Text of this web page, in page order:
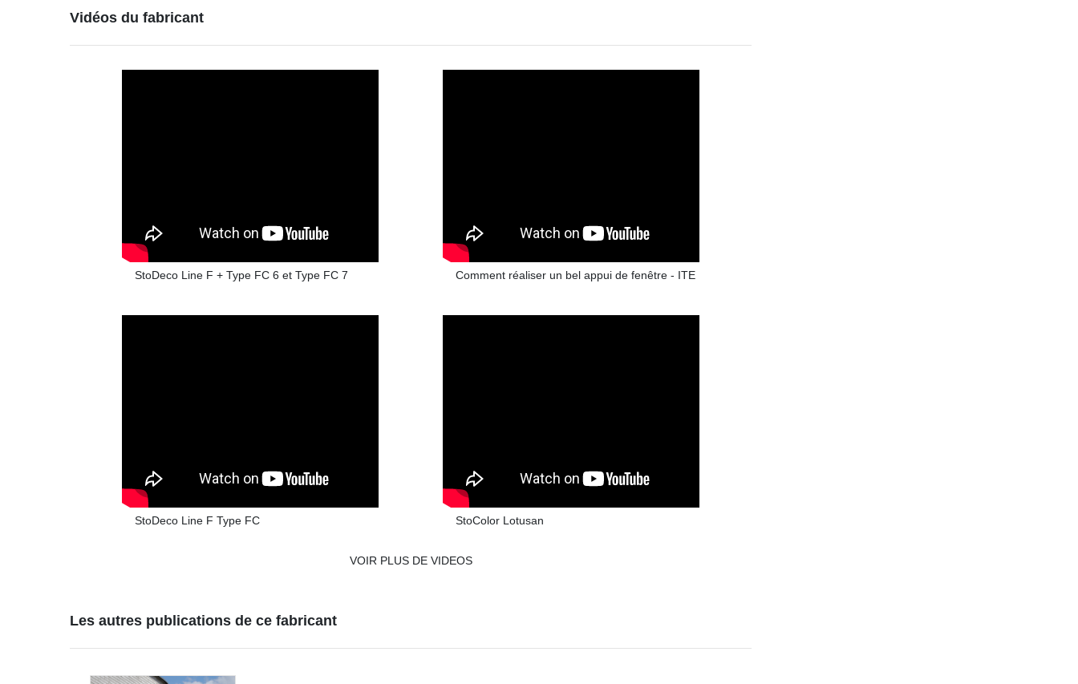
Vidéos du fabricant
StoDeco Line F + Type FC 6 et Type FC 7 Comment réaliser un bel appui de fenêtre - ITE
StoDeco Line F Type FC StoColor Lotusan
VOIR PLUS DE VIDEOS
Les autres publications de ce fabricant